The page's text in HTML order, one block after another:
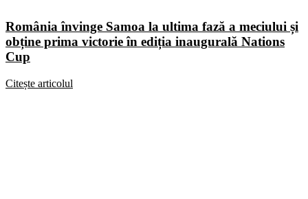
România învinge Samoa la ultima fază a meciului și
obține prima victorie în ediția inaugurală Nations
Cup
Citește articolul